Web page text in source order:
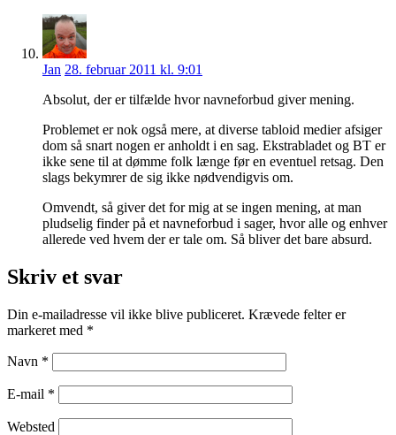
Jan 28. februar 2011 kl. 9:01
Absolut, der er tilfælde hvor navneforbud giver mening.
Problemet er nok også mere, at diverse tabloid medier afsiger
dom så snart nogen er anholdt i en sag. Ekstrabladet og BT er
ikke sene til at dømme folk længe før en eventuel retsag. Den
slags bekymrer de sig ikke nødvendigvis om.
Omvendt, så giver det for mig at se ingen mening, at man
pludselig finder på et navneforbud i sager, hvor alle og enhver
allerede ved hvem der er tale om. Så bliver det bare absurd.
Skriv et svar
Din e-mailadresse vil ikke blive publiceret. Krævede felter er
markeret med *
Navn *
E-mail *
Websted